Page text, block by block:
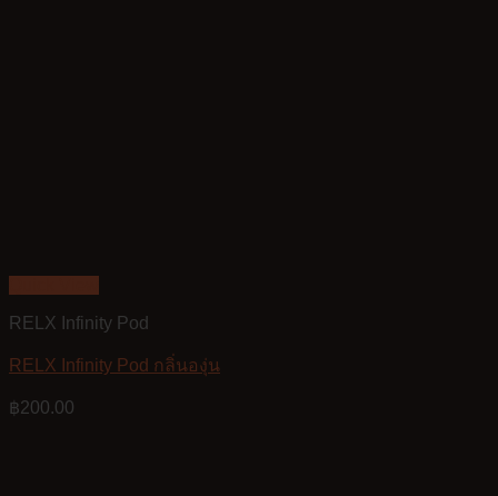
RELX Infinity Pod
RELX Infinity Pod กลิ่นองุ่น
฿200.00